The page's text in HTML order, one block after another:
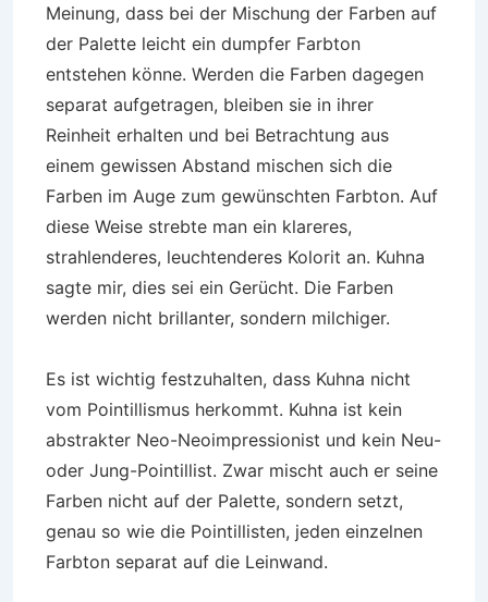
Meinung, dass bei der Mischung der Farben auf
der Palette leicht ein dumpfer Farbton
entstehen könne. Werden die Farben dagegen
separat aufgetragen, bleiben sie in ihrer
Reinheit erhalten und bei Betrachtung aus
einem gewissen Abstand mischen sich die
Farben im Auge zum gewünschten Farbton. Auf
diese Weise strebte man ein klareres,
strahlenderes, leuchtenderes Kolorit an. Kuhna
sagte mir, dies sei ein Gerücht. Die Farben
werden nicht brillanter, sondern milchiger.
Es ist wichtig festzuhalten, dass Kuhna nicht
vom Pointillismus herkommt. Kuhna ist kein
abstrakter Neo-Neoimpressionist und kein Neu-
oder Jung-Pointillist. Zwar mischt auch er seine
Farben nicht auf der Palette, sondern setzt,
genau so wie die Pointillisten, jeden einzelnen
Farbton separat auf die Leinwand.